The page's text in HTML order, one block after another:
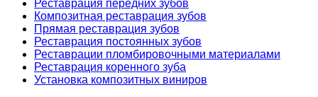
Реставрация передних зубов
Композитная реставрация зубов
Прямая реставрация зубов
Реставрация постоянных зубов
Реставрации пломбировочными материалами
Реставрация коренного зуба
Установка композитных виниров